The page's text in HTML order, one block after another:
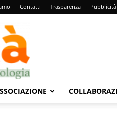
Contatti Trasparenza Pubblicità